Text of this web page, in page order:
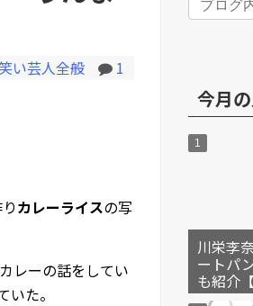
い芸人全般 1
カレーライスの写
レーの話をしてい
いた。
今月
川栄李
ートパ
も紹介